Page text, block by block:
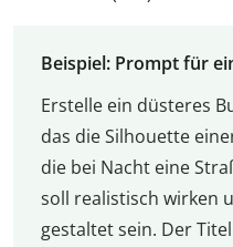
Beispiel: Prompt für
Erstelle ein düsteres
das die Silhouette
die bei Nacht eine
soll realistisch wirken
gestaltet sein. Der